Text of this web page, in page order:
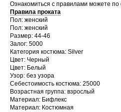
Ознакомиться с правилами можете по
Правила проката
Пол: женский
Пол: женский
Размер: 44-46
Залог: 5000
Категория костюма: Silver
Цвет: Черный
Цвет: Белый
Узор: без узора
Себестоимость костюма: 25000
Возрастная группа: взрослый
Материал: Бифлекс
Материал: Костюмная